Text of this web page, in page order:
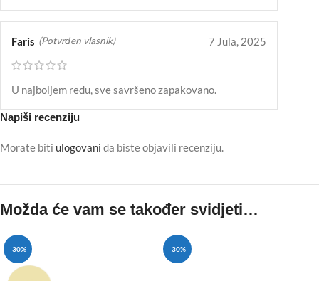
Faris (Potvrđen vlasnik) 7 Jula, 2025
U najboljem redu, sve savršeno zapakovano.
Napiši recenziju
Morate biti ulogovani da biste objavili recenziju.
Možda će vam se također svidjeti…
-30% -30%